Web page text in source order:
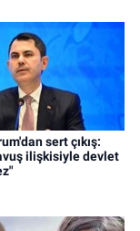
sert çıkış:
ilişkisiyle devlet